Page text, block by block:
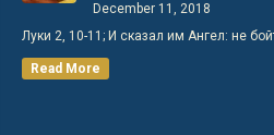
December 11, 2018
Луки 2, 10-11; И сказал им Ангел: не
Read More